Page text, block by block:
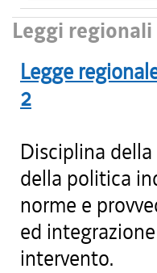
Leggi regionali
Legge
2
Disciplina
della politica
norme e
ed
intervento.